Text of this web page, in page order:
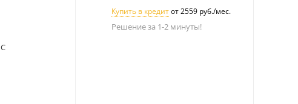
Купить в кредитот 2559 руб./мес.
Решение за 1-2 минуты!